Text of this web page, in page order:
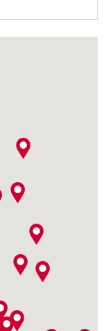
4,9 / 5
4,9 / 5 (325)